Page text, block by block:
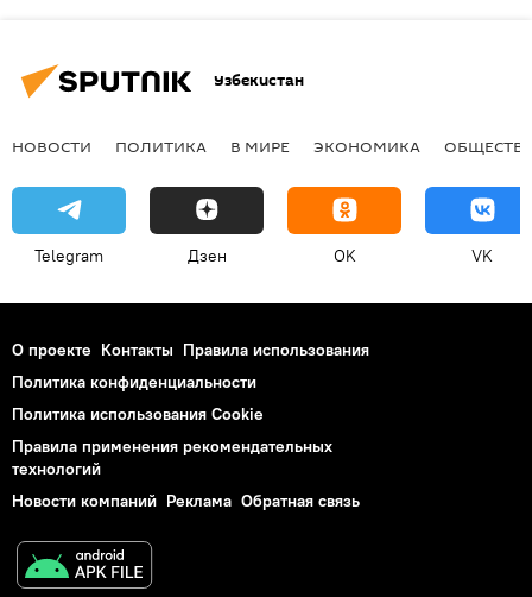
Узбекистан
НОВОСТИ ПОЛИТИКА В МИРЕ ЭКОНОМИКА
Telegram Дзен OK VK
О проекте Контакты Правила использования
Политика конфиденциальности
Политика использования Cookie
Правила применения рекомендательных
технологий
Новости компаний Реклама Обратная связь